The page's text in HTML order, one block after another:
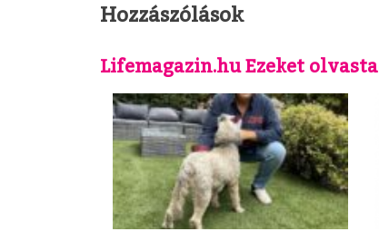
Hozzászólások
Lifemagazin.hu Ezeket